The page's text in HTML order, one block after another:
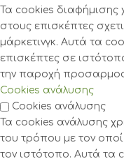
Τα cookies
στους επισκέπτες
μάρκετινγκ. Αυτά τα
επισκέπτες σε
την παροχή
Cookies ανάλυσης
Cookies ανάλυσης
Τα cookies ανάλυσης
του τρόπου με τον
τον ιστότοπο. Αυτά τα